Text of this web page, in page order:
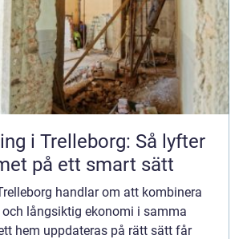
i Trelleborg: Så lyfter
på ett smart sätt
handlar om att kombinera
långsiktig ekonomi i samma
hem uppdateras på rätt sätt får